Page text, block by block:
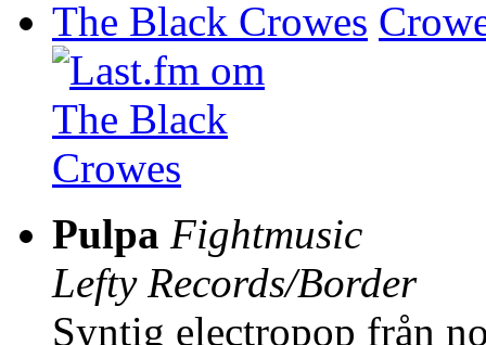
The Black Crowes
Pulpa Fightmusic
Lefty Records/Border
Syntig electropop från